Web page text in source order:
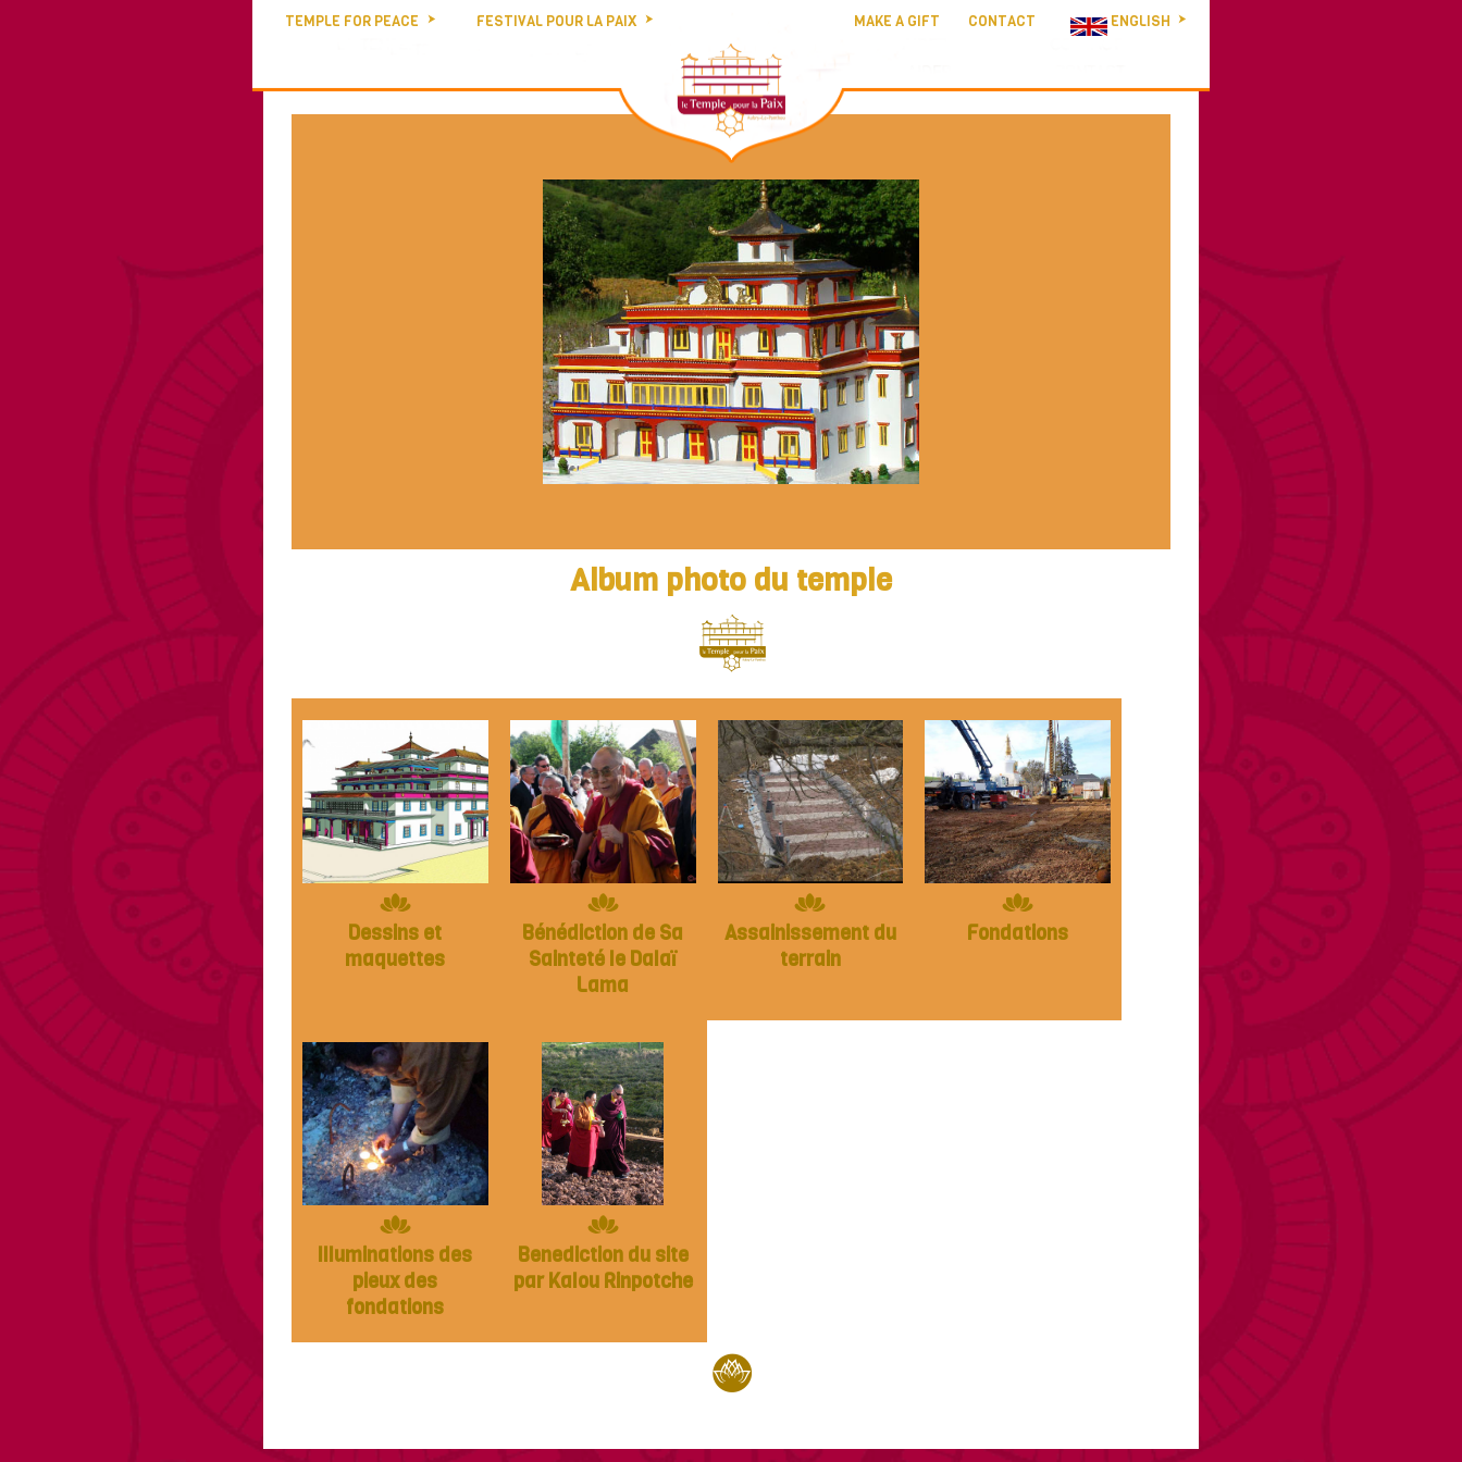
TEMPLE FOR PEACE FESTIVAL POUR LA PAIX MAKE A GIFT CONTACT ENGLISH
Album photo du temple
Dessins et
maquettes
Bénédiction de Sa
Sainteté le Dalaï
Lama
Assainissement du
terrain
Fondations
Illuminations des
pieux des
fondations
Benediction du site
par Kalou Rinpotche